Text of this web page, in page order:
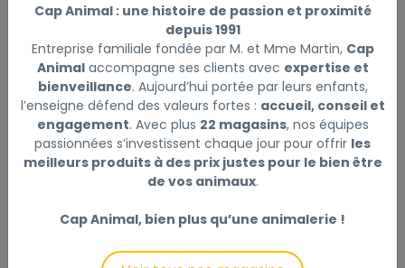
Ce produit n'est disponible qu'en Click & Collect.
Veuillez sélectionner un magasin.
DescriptionLaisser un avis
Composition:
Cap Animal : une histoire de passion et proximité
depuis 1991
Entreprise familiale fondée par M. et Mme Martin, Cap
Animalaccompagne ses clients avec expertise et
bienveillance. Aujourd’hui portée par leurs enfants,
l’enseigne défend des valeurs fortes : accueil, conseil et
engagement. Avec plus 22 magasins, nos équipes
passionnées s’investissent chaque jour pour offrir les
meilleurs produits à des prix justes pour le bien être
de vos animaux.
Cap Animal, bien plus qu’une animalerie !